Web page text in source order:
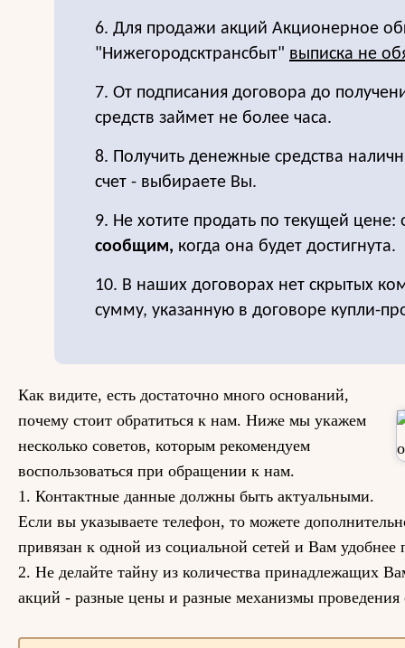
6. Для продажи акций Акционерное
"Нижегородсктрансбыт" выписка не
7. От подписания договора до
средств займет не более часа.
8. Получить денежные средства
счет - выбираете Вы.
9. Не хотите продать по текущей цене:
сообщим, когда она будет достигнута.
10. В наших договорах нет скрытых
сумму, указанную в договоре купли-
Как видите, есть достаточно много оснований,
почему стоит обратиться к нам. Ниже мы укажем
несколько советов, которым рекомендуем
воспользоваться при обращении к нам.
1. Контактные данные должны быть актуальными.
Если вы указываете телефон, то можете
привязан к одной из социальной сетей и Вам удобнее
2. Не делайте тайну из количества принадлежащих
акций - разные цены и разные механизмы проведения